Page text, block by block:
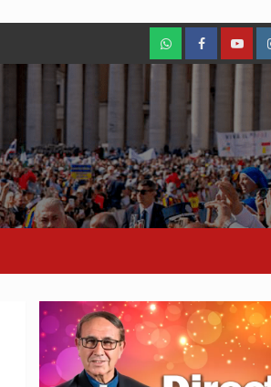
WhatsAppFacebook